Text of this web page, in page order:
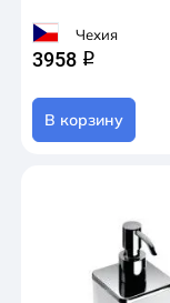
Чехия
3958 q
В корзину